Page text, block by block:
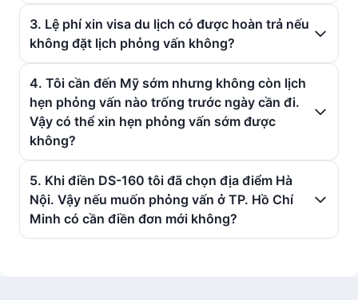
3. Lệ phí xin visa du lịch có được hoàn trả nếu
không đặt lịch phỏng vấn không?
4. Tôi cần đến Mỹ sớm nhưng không còn lịch
hẹn phỏng vấn nào trống trước ngày cần đi.
Vậy có thể xin hẹn phỏng vấn sớm được
không?
5. Khi điền DS-160 tôi đã chọn địa điểm Hà
Nội. Vậy nếu muốn phỏng vấn ở TP. Hồ Chí
Minh có cần điền đơn mới không?